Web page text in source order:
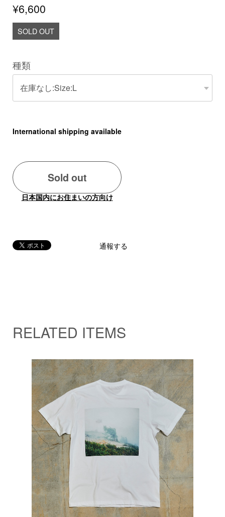
¥6,600
SOLD OUT
種類
International shipping available
Sold out
日本国内にお住まいの方向け
通報する
RELATED ITEMS